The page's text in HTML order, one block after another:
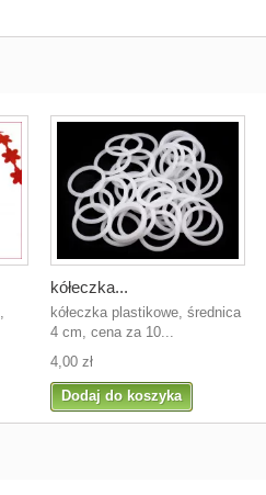
kółeczka...
kółeczka plastikowe, średnica
4 cm, cena za 10...
4,00 zł
Dodaj do koszyka